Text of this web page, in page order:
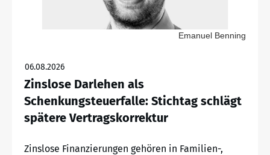
Emanuel Benning
06.08.2026
Zinslose Darlehen als
Schenkungsteuerfalle: Stichtag schlägt
spätere Vertragskorrektur
Zinslose Finanzierungen gehören in Familien-,